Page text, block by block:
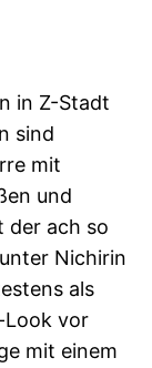
in Z-Stadt
sind
mit
und
der ach so
Nichirin
als
Look vor
mit einem